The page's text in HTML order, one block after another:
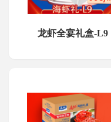
龙虾全宴礼盒-L9